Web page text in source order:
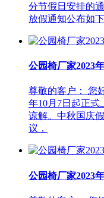
分节假日安排的
放假通知公布如下
公园椅厂家2023
尊敬的客户： 您
年10月7日起正
谅解。中秋国庆
议，
公园椅厂家2023